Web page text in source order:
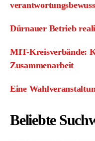
Dürnauer Betrieb
MIT-Kreisverbände:
Zusammenarbeit
Eine
Beliebte